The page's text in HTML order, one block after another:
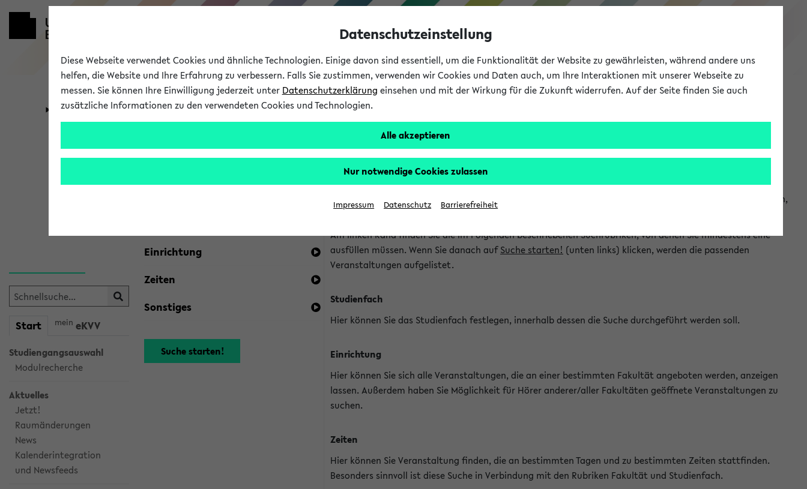
eKVV
Universität Forschung Studium
Start mein eKVV
Studiengangsauswahl
Modulrecherche
Aktuelles
Jetzt!
Raumänderungen
News
Kalenderintegration
und Newsfeeds
Kombisuche im eKVV
Ihre Suchkriterien:
Einrichtung
Zeiten
Sonstiges
Hinweise zur Kombisuche
Sie können das eKVV nach diversen Kriterien durchsuchen und so gezielt die Veranstaltungen heraussuchen,
die für Sie interessant sind.
Am linken Rand finden Sie die im Folgenden beschriebenen Suchrubriken, von denen Sie mindestens eine
ausfüllen müssen. Wenn Sie danach aufSuche starten! (unten links) klicken, werden die passenden
Veranstaltungen aufgelistet.
Studienfach
Hier können Sie das Studienfach festlegen, innerhalb dessen die Suche durchgeführt werden soll.
Einrichtung
Hier können Sie sich alle Veranstaltungen, die an einer bestimmten Fakultät angeboten werden, anzeigen
lassen. Außerdem haben Sie Möglichkeit für Hörer anderer/aller Fakultäten geöffnete Veranstaltungen zu
suchen.
Zeiten
Hier können Sie Veranstaltung finden, die an bestimmten Tagen und zu bestimmten Zeiten stattfinden.
Besonders sinnvoll ist diese Suche in Verbindung mit den Rubriken Fakultät und Studienfach.
Datenschutzeinstellung
Diese Webseite verwendet Cookies und ähnliche Technologien. Einige davon sind essentiell, um die Funktionalität der Website zu gewährleisten, während andere uns
helfen, die Website und Ihre Erfahrung zu verbessern. Falls Sie zustimmen, verwenden wir Cookies und Daten auch, um Ihre Interaktionen mit unserer Webseite zu
messen. Sie können Ihre Einwilligung jederzeit unter Datenschutzerklärung einsehen und mit der Wirkung für die Zukunft widerrufen. Auf der Seite finden Sie auch
zusätzliche Informationen zu den verwendeten Cookies und Technologien.
Alle akzeptieren
Nur notwendige Cookies zulassen
Impressum Datenschutz Barrierefreiheit